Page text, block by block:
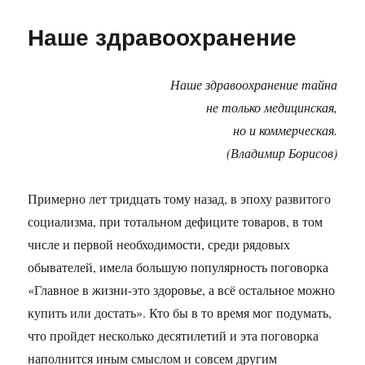
ni
Наше здравоохранение
Наше здравоохранение тайна
не только медицинская,
но и коммерческая.
(Владимир Борисов)
Примерно лет тридцать тому назад, в эпоху развитого
социализма, при тотальном дефиците товаров, в том
числе и первой необходимости, среди рядовых
обывателей, имела большую популярность поговорка
«Главное в жизни-это здоровье, а всё остальное можно
купить или достать». Кто бы в то время мог подумать,
что пройдет несколько десятилетий и эта поговорка
наполнится иным смыслом и совсем другим